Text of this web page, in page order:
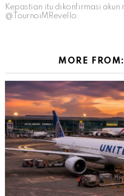
Kepastian itu dikonfirmasi akun
@TournoiMRevello.
MORE FROM: